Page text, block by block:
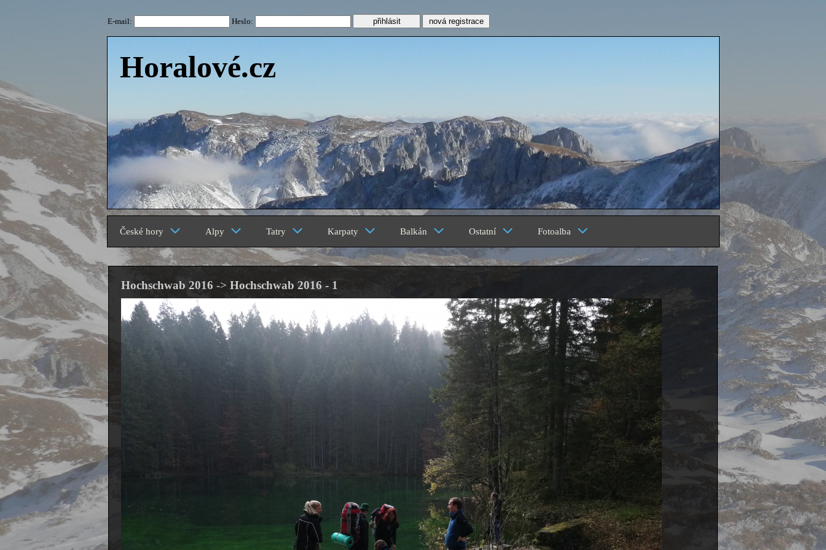
E-mail: Heslo: nová registrace
Horalové.cz
České hory Alpy Tatry Karpaty Balkán Ostatní Fotoalba
Hochschwab 2016 -> Hochschwab 2016 - 1